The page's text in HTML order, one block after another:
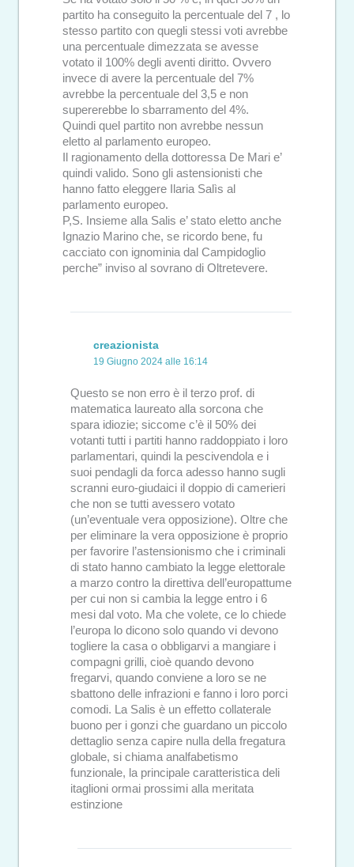
partito ha conseguito la percentuale del 7 , lo
stesso partito con quegli stessi voti avrebbe
una percentuale dimezzata se avesse
votato il 100% degli aventi diritto. Ovvero
invece di avere la percentuale del 7%
avrebbe la percentuale del 3,5 e non
supererebbe lo sbarramento del 4%.
Quindi quel partito non avrebbe nessun
eletto al parlamento europeo.
Il ragionamento della dottoressa De Mari e’
quindi valido. Sono gli astensionisti che
hanno fatto eleggere Ilaria Salìs al
parlamento europeo.
P,S. Insieme alla Salis e’ stato eletto anche
Ignazio Marino che, se ricordo bene, fu
cacciato con ignominia dal Campidoglio
perche” inviso al sovrano di Oltretevere.
creazionista
19 Giugno 2024 alle 16:14
Questo se non erro è il terzo prof. di
matematica laureato alla sorcona che
spara idiozie; siccome c’è il 50% dei
votanti tutti i partiti hanno raddoppiato i loro
parlamentari, quindi la pescivendola e i
suoi pendagli da forca adesso hanno sugli
scranni euro-giudaici il doppio di camerieri
che non se tutti avessero votato
(un’eventuale vera opposizione). Oltre che
per eliminare la vera opposizione è proprio
per favorire l’astensionismo che i criminali
di stato hanno cambiato la legge elettorale
a marzo contro la direttiva dell’europattume
per cui non si cambia la legge entro i 6
mesi dal voto. Ma che volete, ce lo chiede
l’europa lo dicono solo quando vi devono
togliere la casa o obbligarvi a mangiare i
compagni grilli, cioè quando devono
fregarvi, quando conviene a loro se ne
sbattono delle infrazioni e fanno i loro porci
comodi. La Salis è un effetto collaterale
buono per i gonzi che guardano un piccolo
dettaglio senza capire nulla della fregatura
globale, si chiama analfabetismo
funzionale, la principale caratteristica deli
itaglioni ormai prossimi alla meritata
estinzione